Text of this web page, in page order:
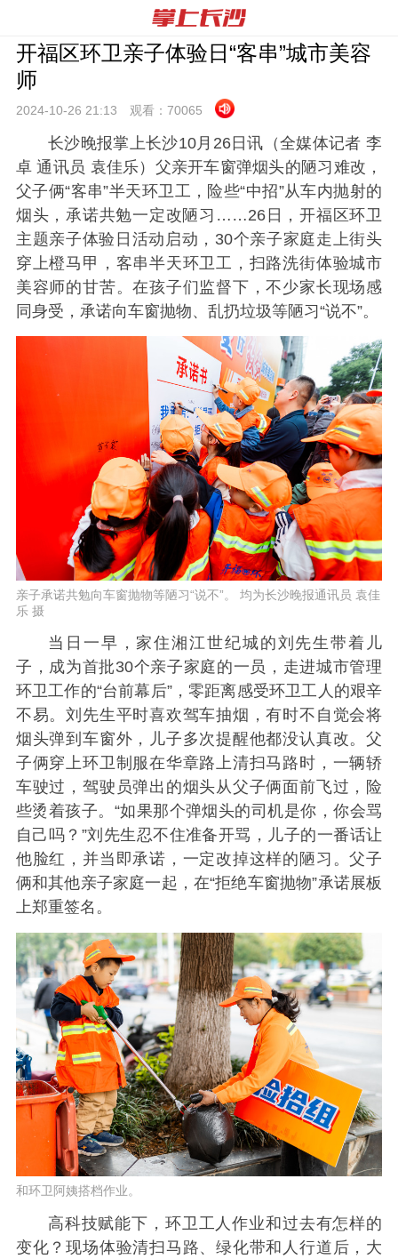
开福区环卫亲子体验日“客串”城市美容
师
2024-10-26 21:13 观看： 70065
长沙晚报掌上长沙10月26日讯（全媒体记者 李
卓 通讯员 袁佳乐）父亲开车窗弹烟头的陋习难改，
父子俩“客串”半天环卫工，险些“中招”从车内抛射的
烟头，承诺共勉一定改陋习……26日，开福区环卫
主题亲子体验日活动启动，30个亲子家庭走上街头
穿上橙马甲，客串半天环卫工，扫路洗街体验城市
美容师的甘苦。在孩子们监督下，不少家长现场感
同身受，承诺向车窗抛物、乱扔垃圾等陋习“说不”。
亲子承诺共勉向车窗抛物等陋习“说不”。 均为长沙晚报通讯员 袁佳
乐 摄
当日一早，家住湘江世纪城的刘先生带着儿
子，成为首批30个亲子家庭的一员，走进城市管理
环卫工作的“台前幕后”，零距离感受环卫工人的艰辛
不易。刘先生平时喜欢驾车抽烟，有时不自觉会将
烟头弹到车窗外，儿子多次提醒他都没认真改。父
子俩穿上环卫制服在华章路上清扫马路时，一辆轿
车驶过，驾驶员弹出的烟头从父子俩面前飞过，险
些烫着孩子。“如果那个弹烟头的司机是你，你会骂
自己吗？”刘先生忍不住准备开骂，儿子的一番话让
他脸红，并当即承诺，一定改掉这样的陋习。父子
俩和其他亲子家庭一起，在“拒绝车窗抛物”承诺展板
上郑重签名。
和环卫阿姨搭档作业。
高科技赋能下，环卫工人作业和过去有怎样的
变化？现场体验清扫马路、绿化带和人行道后，大